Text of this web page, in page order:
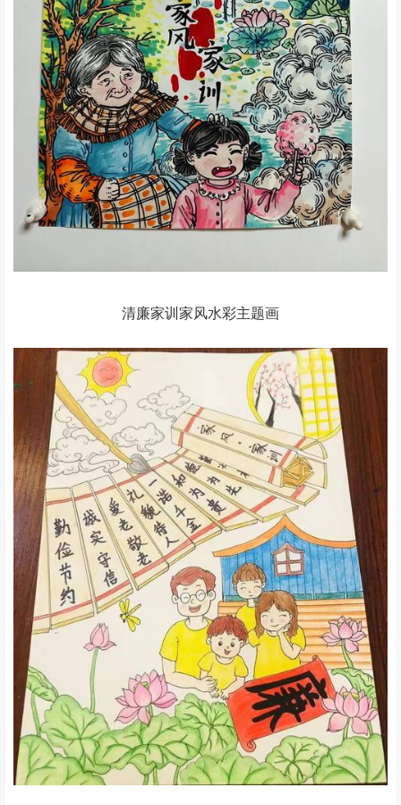
清廉家训家风水彩主题画